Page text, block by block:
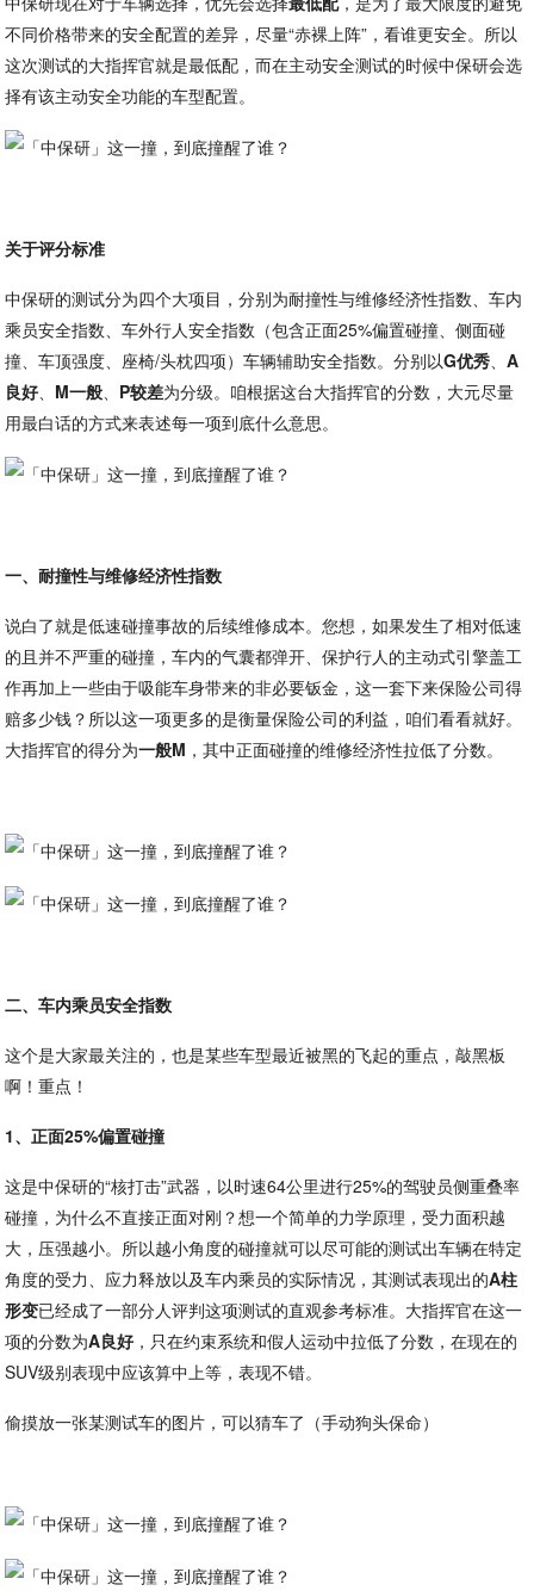
不同价格带来的安全配置的差异，尽量“赤裸上阵”，看谁更安全。所以
这次测试的大指挥官就是最低配，而在主动安全测试的时候中保研会选
择有该主动安全功能的车型配置。
关于评分标准
中保研的测试分为四个大项目，分别为耐撞性与维修经济性指数、车内
乘员安全指数、车外行人安全指数（包含正面25%偏置碰撞、侧面碰
撞、车顶强度、座椅/头枕四项）车辆辅助安全指数。分别以G优秀、A
良好、 M一般、 P较差为分级。咱根据这台大指挥官的分数，大元尽量
用最白话的方式来表述每一项到底什么意思。
一、耐撞性与维修经济性指数
说白了就是低速碰撞事故的后续维修成本。您想，如果发生了相对低速
的且并不严重的碰撞，车内的气囊都弹开、保护行人的主动式引擎盖工
作再加上一些由于吸能车身带来的非必要钣金，这一套下来保险公司得
赔多少钱？所以这一项更多的是衡量保险公司的利益，咱们看看就好。
大指挥官的得分为一般M ，其中正面碰撞的维修经济性拉低了分数。
二、车内乘员安全指数
这个是大家最关注的，也是某些车型最近被黑的飞起的重点，敲黑板
啊！重点！
1、正面25%偏置碰撞
这是中保研的“核打击”武器，以时速64公里进行25%的驾驶员侧重叠率
碰撞，为什么不直接正面对刚？想一个简单的力学原理，受力面积越
大，压强越小。所以越小角度的碰撞就可以尽可能的测试出车辆在特定
角度的受力、应力释放以及车内乘员的实际情况，其测试表现出的A柱
形变已经成了一部分人评判这项测试的直观参考标准。大指挥官在这一
项的分数为A良好 ，只在约束系统和假人运动中拉低了分数，在现在的
SUV级别表现中应该算中上等，表现不错。
偷摸放一张某测试车的图片，可以猜车了（手动狗头保命）